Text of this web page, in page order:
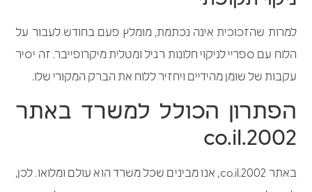
למרות שהזכוכית אינה נכתמת, מומלץ פעם בחודש לעבור על
הלוח עם ספריי לניקוי חלונות רגיל ומטלית מיקרופייבר. זה יסיר
עקבות של שומן מהידיים ויחזיר ללוח את הברק המקורי שלו.
הפתרון הכולל למשרד באתר
2002.co.il
באתר 2002.co.il, אנו מבינים שכל משרד הוא עולם ומלואו. לכן,